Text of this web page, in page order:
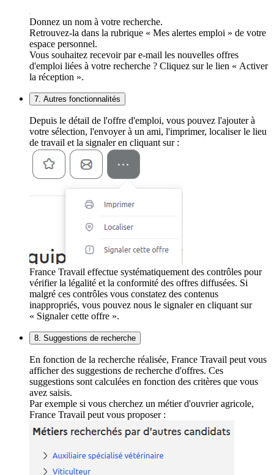
Donnez un nom à votre recherche.
Retrouvez-la dans la rubrique « Mes alertes emploi » de votre
espace personnel.
Vous souhaitez recevoir par e-mail les nouvelles offres
d'emploi liées à votre recherche ? Cliquez sur le lien « Activer
la réception ».
7. Autres fonctionnalités
Depuis le détail de l'offre d'emploi, vous pouvez l'ajouter à
votre sélection, l'envoyer à un ami, l'imprimer, localiser le lieu
de travail et la signaler en cliquant sur :
France Travail effectue systématiquement des contrôles pour
vérifier la légalité et la conformité des offres diffusées. Si
malgré ces contrôles vous constatez des contenus
inappropriés, vous pouvez nous le signaler en cliquant sur
« Signaler cette offre ».
8. Suggestions de recherche
En fonction de la recherche réalisée, France Travail peut vous
afficher des suggestions de recherche d'offres. Ces
suggestions sont calculées en fonction des critères que vous
avez saisis.
Par exemple si vous cherchez un métier d'ouvrier agricole,
France Travail peut vous proposer :